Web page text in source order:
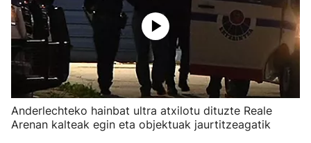
Anderlechteko hainbat ultra atxilotu dituzte Reale
Arenan kalteak egin eta objektuak jaurtitzeagatik